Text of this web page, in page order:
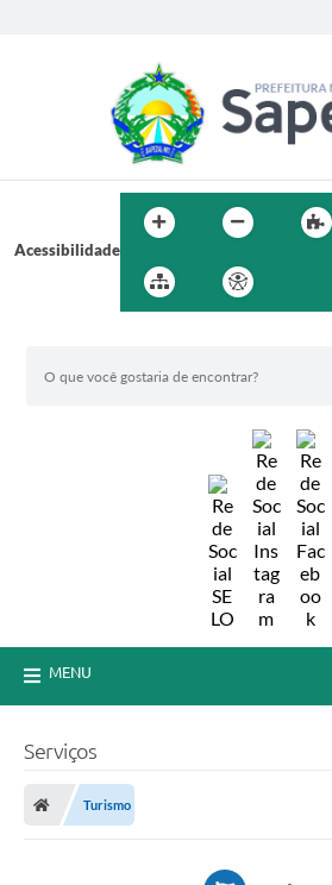
Acessibilidade
MENU
Serviços
Turismo